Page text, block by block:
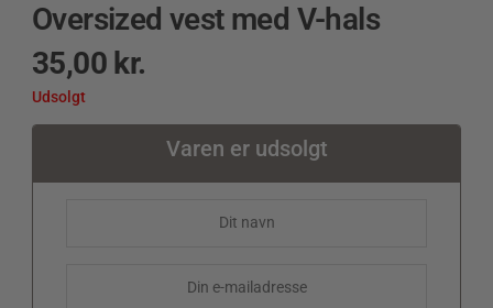
Oversized vest med V-hals
35,00 kr.
Udsolgt
Varen er udsolgt